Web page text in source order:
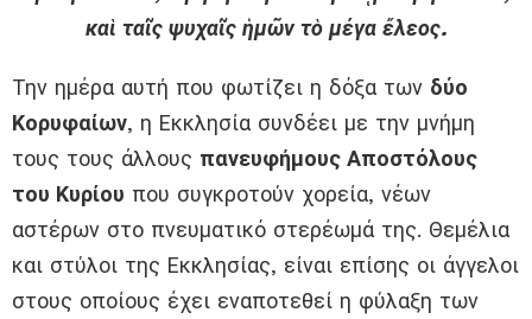
καὶ ταῖς ψυχαῖς ἡμῶν τὸ μέγα ἔλεος.
Την ημέρα αυτή που φωτίζει η δόξα των δύο
Κορυφαίων, η Εκκλησία συνδέει με την μνήμη
τους τους άλλους πανευφήμους Αποστόλους
του Κυρίου που συγκροτούν χορεία, νέων
αστέρων στο πνευματικό στερέωμά της. Θεμέλια
και στύλοι της Εκκλησίας, είναι επίσης οι άγγελοι
στους οποίους έχει εναποτεθεί η φύλαξη των